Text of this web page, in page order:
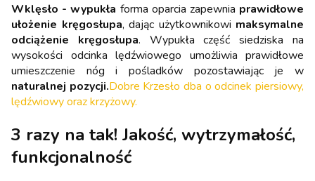
Wklęsło - wypukła forma oparcia zapewnia prawidłowe
ułożenie kręgosłupa, dając użytkownikowi maksymalne
odciążenie kręgosłupa. Wypukła część siedziska na
wysokości odcinka lędźwiowego umożliwia prawidłowe
umieszczenie nóg i pośladków pozostawiając je w
naturalnej pozycji.Dobre Krzesło dba o odcinek piersiowy,
lędźwiowy oraz krzyżowy.
3 razy na tak! Jakość, wytrzymałość,
funkcjonalność